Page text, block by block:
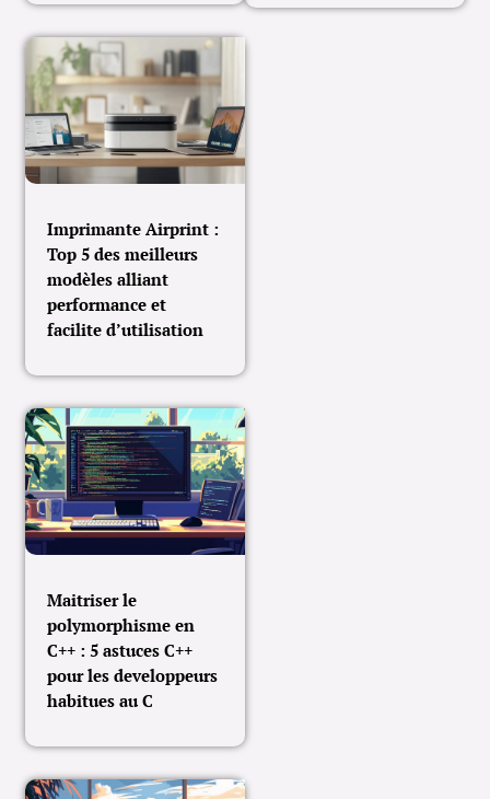
Imprimante Airprint :
Top 5 des meilleurs
modèles alliant
performance et
facilite d’utilisation
Maitriser le
polymorphisme en
C++ : 5 astuces C++
pour les developpeurs
habitues au C